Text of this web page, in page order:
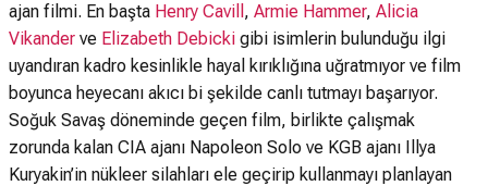
ajan filmi. En başta Henry Cavill , Armie Hammer, Alicia
Vikander ve Elizabeth Debicki gibi isimlerin bulunduğu ilgi
uyandıran kadro kesinlikle hayal kırıklığına uğratmıyor ve film
boyunca heyecanı akıcı bi şekilde canlı tutmayı başarıyor.
Soğuk Savaş döneminde geçen film, birlikte çalışmak
zorunda kalan CIA ajanı Napoleon Solo ve KGB ajanı Illya
Kuryakin’in nükleer silahları ele geçirip kullanmayı planlayan